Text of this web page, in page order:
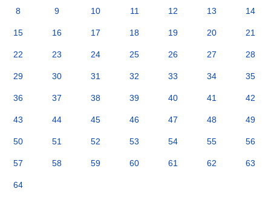
8 9 10 11 12 13 14
15 16 17 18 19 20 21
22 23 24 25 26 27 28
29 30 31 32 33 34 35
36 37 38 39 40 41 42
43 44 45 46 47 48 49
50 51 52 53 54 55 56
57 58 59 60 61 62 63
64